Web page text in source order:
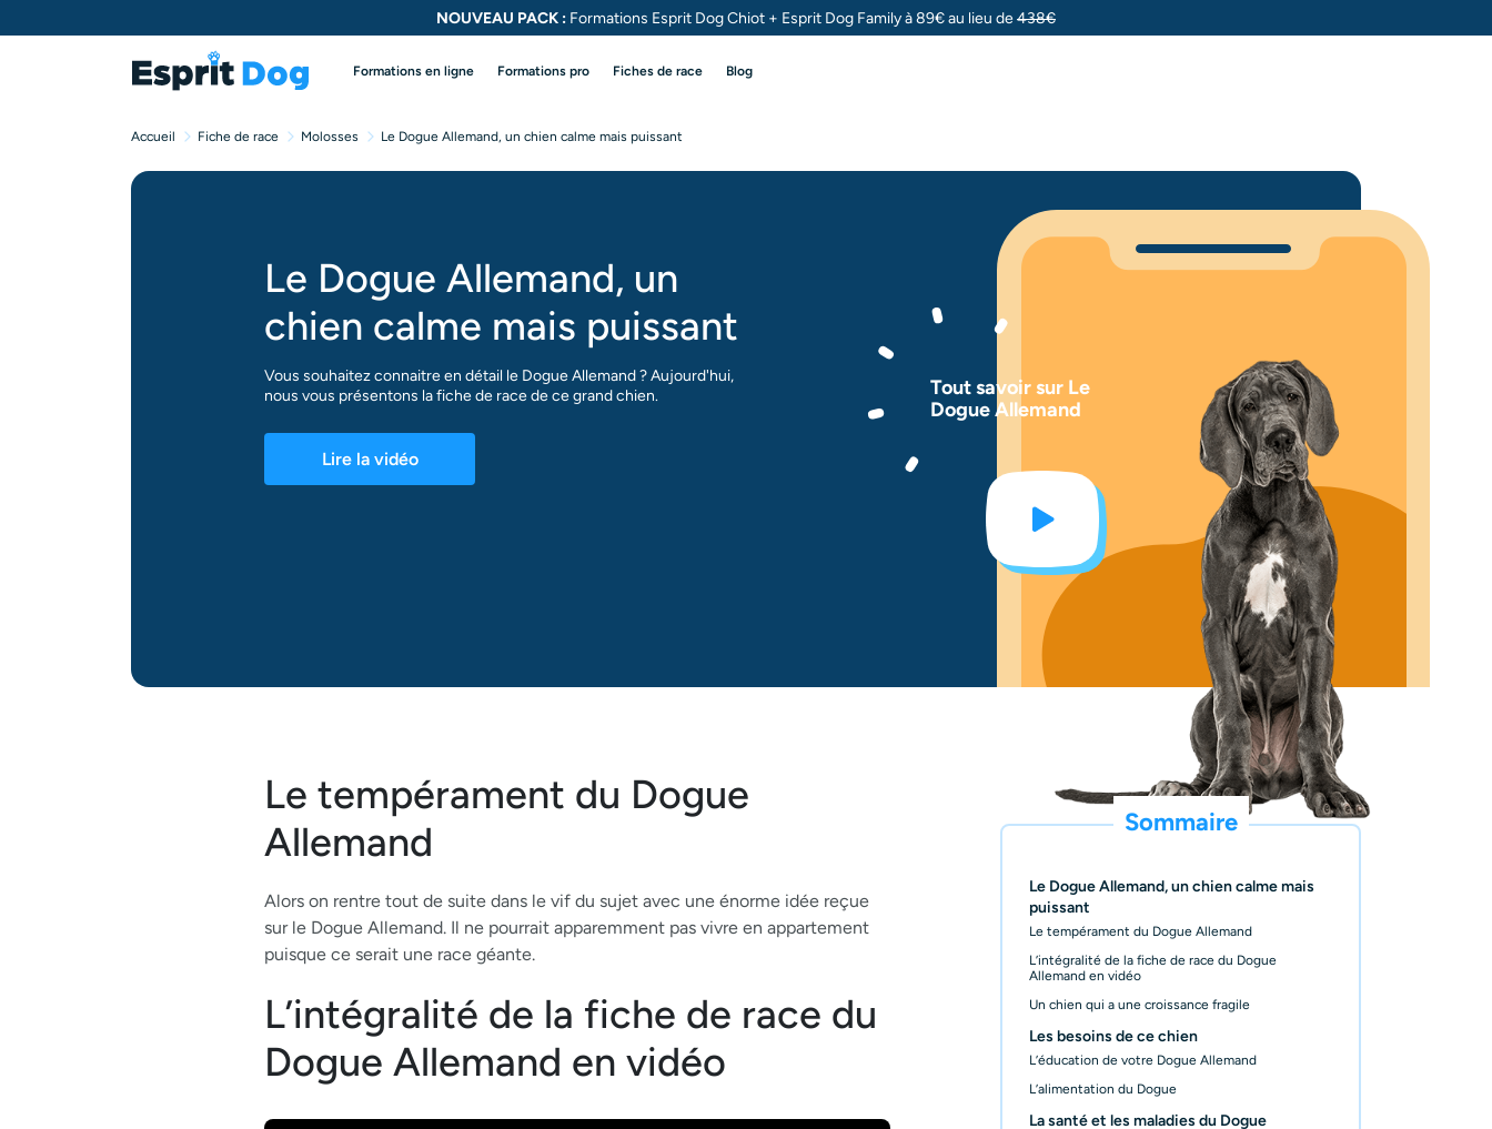
NOUVEAU PACK : Formations Esprit Dog Chiot + Esprit Dog Family à 89€ au lieu de438€
Formations en ligne Formations pro Fiches de race Blog
Accueil Fiche de race Molosses Le Dogue Allemand, un chien calme mais puissant
Le Dogue Allemand, un
chien calme mais puissant
Vous souhaitez connaitre en détail le Dogue Allemand ? Aujourd'hui,
nous vous présentons la fiche de race de ce grand chien.
Lire la vidéo
Tout savoir sur Le
Dogue Allemand
Le tempérament du Dogue
Allemand
Alors on rentre tout de suite dans le vif du sujet avec une énorme idée reçue
sur le Dogue Allemand. Il ne pourrait apparemment pas vivre en appartement
puisque ce serait une race géante.
L’intégralité de la fiche de race du
Dogue Allemand en vidéo
Sommaire
Le Dogue Allemand, un chien calme mais
puissant
Le tempérament du Dogue Allemand
L’intégralité de la fiche de race du Dogue
Allemand en vidéo
Un chien qui a une croissance fragile
Les besoins de ce chien
L’éducation de votre Dogue Allemand
L’alimentation du Dogue
La santé et les maladies du Dogue